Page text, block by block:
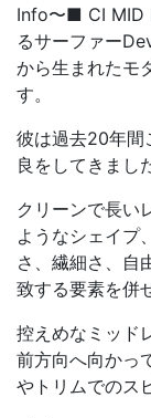
Info〜■ CI MID
るサーファー
から生まれたモ
す。
彼は過去20年間
良をしてきまし
クリーンで長い
ようなシェイプ
さ、繊細さ、自
致する要素を併
控えめなミッド
前方向へ向かっ
やトリムでのス